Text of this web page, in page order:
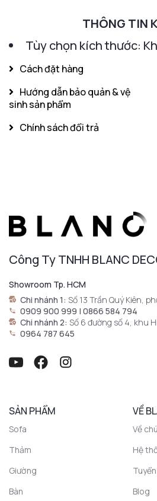
THÔNG TIN
Tùy chọn kích thước:
Cách đặt hàng
Hướng dẫn bảo quản & vệ
sinh sản phẩm
Chính sách đổi trả
Công Ty TNHH BLANC
Showroom Tp. HCM
Chi nhánh 1: Số 13 Trần Quý Kiên,
0909 900 999 | 0866 584 794
Chi nhánh 2: Số 6 đường số 4, khu
0964 787 645
SẢN PHẨM
Sofa
Thảm
Giường
Bàn
VỀ
Về
Hệ
Blog